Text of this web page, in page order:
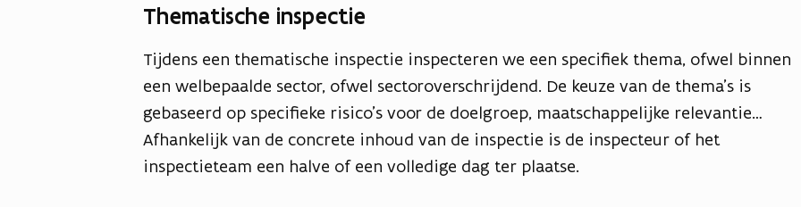
s
t
a
n
Thematische inspectie
Tijdens een thematische inspectie inspecteren we een specifiek thema, ofwel binnen
een welbepaalde sector, ofwel sectoroverschrijdend. De keuze van de thema’s is
gebaseerd op specifieke risico’s voor de doelgroep, maatschappelijke relevantie…
Afhankelijk van de concrete inhoud van de inspectie is de inspecteur of het
inspectieteam een halve of een volledige dag ter plaatse.